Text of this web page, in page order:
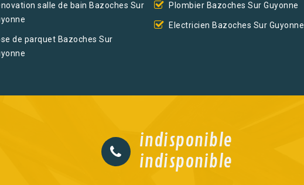
salle de bain Bazoches Sur
de parquet Bazoches Sur
Plombier Bazoches Sur Guyonne
Electricien Bazoches Sur Guyonne
indisponible
indisponible